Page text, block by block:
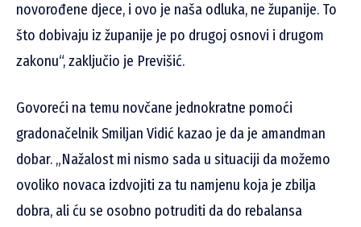
novorođene djece, i ovo je naša odluka, ne županije. To
što dobivaju iz županije je po drugoj osnovi i drugom
zakonu“, zaključio je Previšić.
Govoreći na temu novčane jednokratne pomoći
gradonačelnik Smiljan Vidić kazao je da je amandman
dobar. „Nažalost mi nismo sada u situaciji da možemo
ovoliko novaca izdvojiti za tu namjenu koja je zbilja
dobra, ali ću se osobno potruditi da do rebalansa